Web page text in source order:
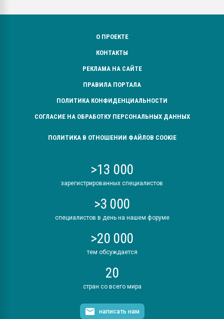
О ПРОЕКТЕ
КОНТАКТЫ
РЕКЛАМА НА САЙТЕ
ПРАВИЛА ПОРТАЛА
ПОЛИТИКА КОНФИДЕНЦИАЛЬНОСТИ
СОГЛАСИЕ НА ОБРАБОТКУ ПЕРСОНАЛЬНЫХ ДАННЫХ
ПОЛИТИКА В ОТНОШЕНИИ ФАЙЛОВ COOKIE
>13 000
зарегистрированных специалистов
>3 000
специалистов в день на нашем форуме
>20 000
тем обсуждается
20
стран со всего мира
написать нам